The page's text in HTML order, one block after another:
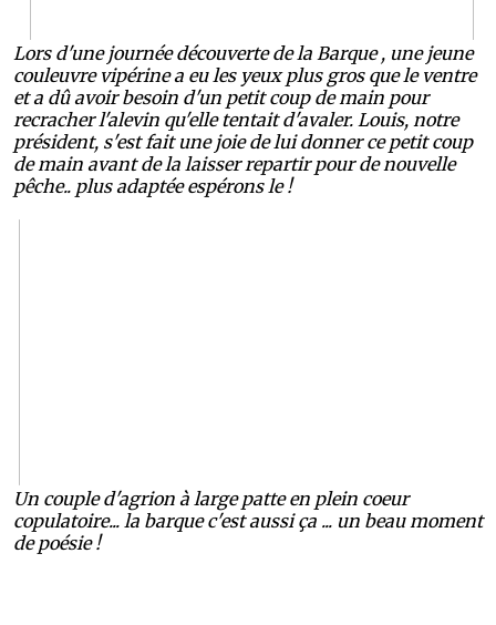
Lors d'une journée découverte de la Barque , une jeune
couleuvre vipérine a eu les yeux plus gros que le ventre
et a dû avoir besoin d'un petit coup de main pour
recracher l'alevin qu'elle tentait d'avaler. Louis, notre
président, s'est fait une joie de lui donner ce petit coup
de main avant de la laisser repartir pour de nouvelle
pêche.. plus adaptée espérons le !
Un couple d'agrion à large patte en plein coeur
copulatoire... la barque c'est aussi ça ... un beau moment
de poésie !